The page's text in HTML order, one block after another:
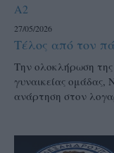
A2
27/05/2026
Τέλος από τον
Την ολοκλήρωση
γυναικείας
ανάρτηση στον